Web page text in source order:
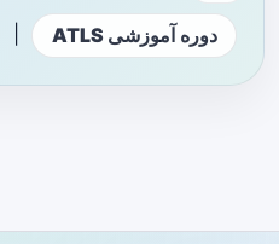
دوره آموزشی ATLS